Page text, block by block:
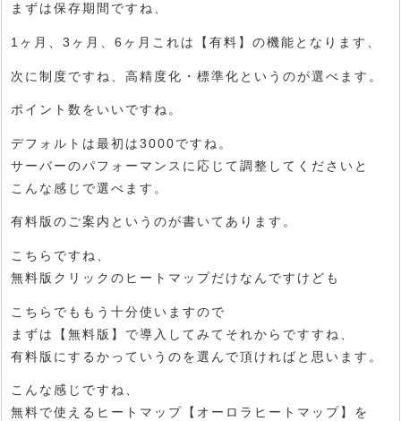
まずは保存期間ですね、
1ヶ月、3ヶ月、6ヶ月これは【有料】の機能となります、
次に制度ですね、高精度化・標準化というのが選べます。
ポイント数をいいですね。
デフォルトは最初は3000ですね。
サーバーのパフォーマンスに応じて調整してくださいと
こんな感じで選べます。
有料版のご案内というのが書いてあります。
こちらですね、
無料版クリックのヒートマップだけなんですけども
こちらでももう十分使いますので
まずは【無料版】で導入してみてそれからですすね、
有料版にするかっていうのを選んで頂ければと思います。
こんな感じですね、
無料で使えるヒートマップ【オーロラヒートマップ】を